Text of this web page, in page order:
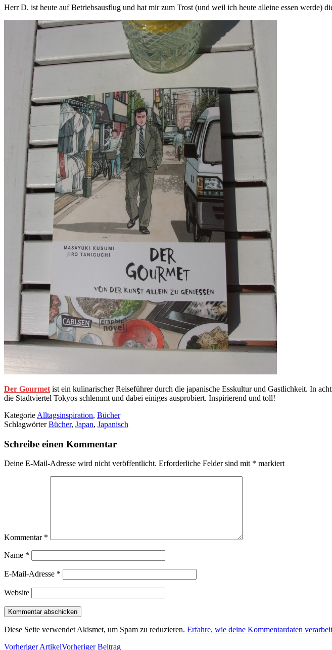
Herr D. ist heute auf Betriebsausflug und hat mir zum Trost (und weil ich heute alleine essen werde)
Der Gourmet ist ein kulinarischer Reiseführer durch die japanische Esskultur und Gastlichkeit. In
die Stadtviertel Tokyos schlemmt und dabei einiges ausprobiert. Inspirierend und toll!
Kategorie Alltagsinspiration, Bücher
SchlagwörterBücher, Japan, Japanisch
Schreibe einen Kommentar
Deine E-Mail-Adresse wird nicht veröffentlicht. Erforderliche Felder sind mit * markiert
Kommentar *
Name *
E-Mail-Adresse *
Website
Diese Seite verwendet Akismet, um Spam zu reduzieren. Erfahre, wie deine Kommentardaten
Vorheriger ArtikelVorheriger Beitrag